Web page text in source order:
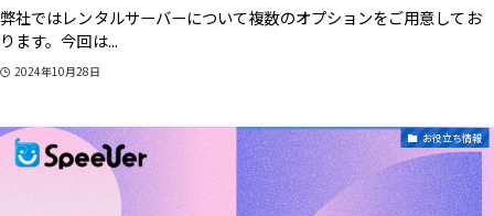
弊社ではレンタルサーバーについて複数のオプションをご用意してお
ります。今回は...
2024年10月28日
お役立ち情報